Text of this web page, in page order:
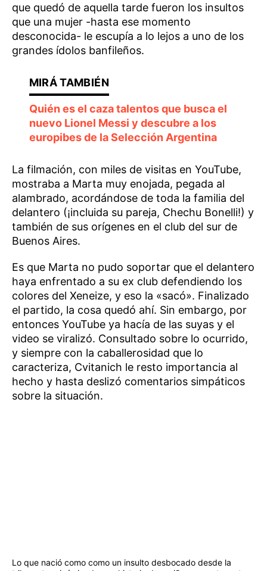
que quedó de aquella tarde fueron los insultos
que una mujer -hasta ese momento
desconocida- le escupía a lo lejos a uno de los
grandes ídolos banfileños.
Quién es el caza talentos que busca el
nuevo Lionel Messi y descubre a los
europibes de la Selección Argentina
La filmación, con miles de visitas en YouTube,
mostraba a Marta muy enojada, pegada al
alambrado, acordándose de toda la familia del
delantero (¡incluida su pareja, Chechu Bonelli!) y
también de sus orígenes en el club del sur de
Buenos Aires.
Es que Marta no pudo soportar que el delantero
haya enfrentado a su ex club defendiendo los
colores del Xeneize, y eso la «sacó». Finalizado
el partido, la cosa quedó ahí. Sin embargo, por
entonces YouTube ya hacía de las suyas y el
video se viralizó. Consultado sobre lo ocurrido,
y siempre con la caballerosidad que lo
caracteriza, Cvitanich le resto importancia al
hecho y hasta deslizó comentarios simpáticos
sobre la situación.
Lo que nació como como un insulto desbocado desde la